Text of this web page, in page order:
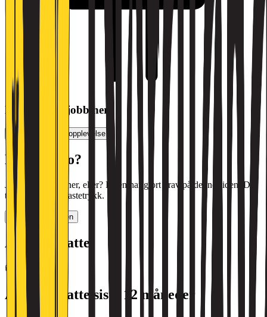
Har du søkt jobb her?
Vurder jobbsøkeropplevelse
Halloooooo?
Jobber det noen her, eller? Ingen har gjort krav på denne siden. Det
tar bare noen få tastetrykk.
Gjør krav på siden
Antall ansatte
535
Antall ansatte siste 12 måneder